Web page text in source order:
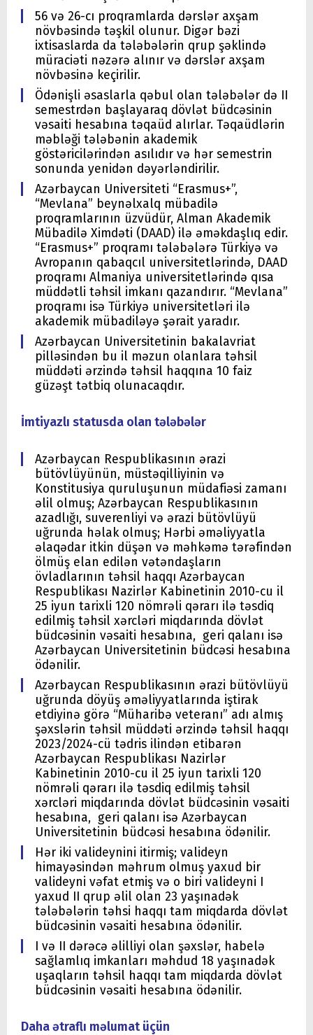
56 və 26-cı proqramlarda dərslər axşam
növbəsində təşkil olunur. Digər bəzi
ixtisaslarda da tələbələrin qrup şəklində
müraciəti nəzərə alınır və dərslər axşam
növbəsinə keçirilir.
Ödənişli əsaslarla qəbul olan tələbələr də II
semestrdən başlayaraq dövlət büdcəsinin
vəsaiti hesabına təqaüd alırlar. Təqaüdlərin
məbləği tələbənin akademik
göstəricilərindən asılıdır və hər semestrin
sonunda yenidən dəyərləndirilir.
Azərbaycan Universiteti “Erasmus+”,
“Mevlana” beynəlxalq mübadilə
proqramlarının üzvüdür, Alman Akademik
Mübadilə Ximdəti (DAAD) ilə əməkdaşlıq edir.
“Erasmus+” proqramı tələbələrə Türkiyə və
Avropanın qabaqcıl universitetlərində, DAAD
proqramı Almaniya universitetlərində qısa
müddətli təhsil imkanı qazandırır. “Mevlana”
proqramı isə Türkiyə universitetləri ilə
akademik mübadiləyə şərait yaradır.
Azərbaycan Universitetinin bakalavriat
pilləsindən bu il məzun olanlara təhsil
müddəti ərzində təhsil haqqına 10 faiz
güzəşt tətbiq olunacaqdır.
İmtiyazlı statusda olan tələbələr
Azərbaycan Respublikasının ərazi
bütövlüyünün, müstəqilliyinin və
Konstitusiya quruluşunun müdafiəsi zamanı
əlil olmuş; Azərbaycan Respublikasının
azadlığı, suverenliyi və ərazi bütövlüyü
uğrunda həlak olmuş; Hərbi əməliyyatla
əlaqədar itkin düşən və məhkəmə tərəfindən
ölmüş elan edilən vətəndaşların
övladlarının təhsil haqqı Azərbaycan
Respublikası Nazirlər Kabinetinin 2010-cu il
25 iyun tarixli 120 nömrəli qərarı ilə təsdiq
edilmiş təhsil xərcləri miqdarında dövlət
büdcəsinin vəsaiti hesabına, geri qalanı isə
Azərbaycan Universitetinin büdcəsi hesabına
ödənilir.
Azərbaycan Respublikasının ərazi bütövlüyü
uğrunda döyüş əməliyyatlarında iştirak
etdiyinə görə “Müharibə veteranı” adı almış
şəxslərin təhsil müddəti ərzində təhsil haqqı
2023/2024-cü tədris ilindən etibarən
Azərbaycan Respublikası Nazirlər
Kabinetinin 2010-cu il 25 iyun tarixli 120
nömrəli qərarı ilə təsdiq edilmiş təhsil
xərcləri miqdarında dövlət büdcəsinin vəsaiti
hesabına, geri qalanı isə Azərbaycan
Universitetinin büdcəsi hesabına ödənilir.
Hər iki valideynini itirmiş; valideyn
himayəsindən məhrum olmuş yaxud bir
valideyni vəfat etmiş və o biri valideyni I
yaxud II qrup əlil olan 23 yaşınadək
tələbələrin təhsi haqqı tam miqdarda dövlət
büdcəsinin vəsaiti hesabına ödənilir.
I və II dərəcə əlilliyi olan şəxslər, habelə
sağlamlıq imkanları məhdud 18 yaşınadək
uşaqların təhsil haqqı tam miqdarda dövlət
büdcəsinin vəsaiti hesabına ödənilir.
Daha ətraflı məlumat üçün